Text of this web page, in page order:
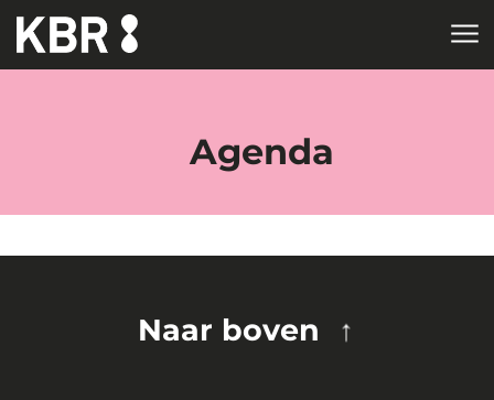
Skip to main content
Agenda
Naar boven